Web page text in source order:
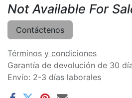
Not Available For
Contáctenos
Términos y condiciones
Garantía de devolución de 30
Envío: 2-3 días laborales